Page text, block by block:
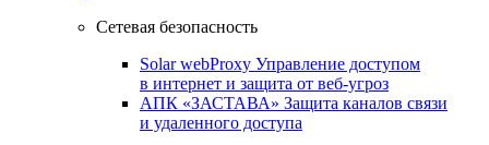
Сетевая безопасность
Solar webProxy Управление доступом
в интернет и защита от веб-угроз
АПК «ЗАСТАВА» Защита каналов связи
и удаленного доступа